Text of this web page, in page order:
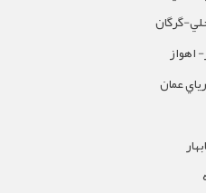
گرگان
اهواز
عمان